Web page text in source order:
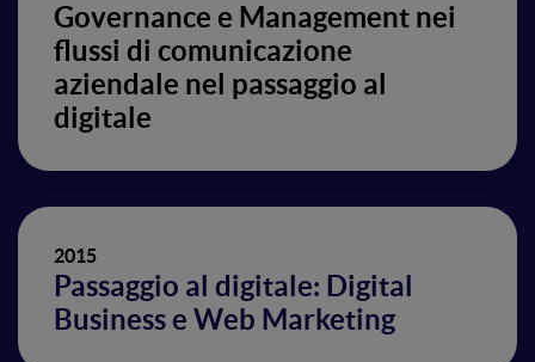
Governance e Management nei
flussi di comunicazione
aziendale nel passaggio al
digitale
2015
Passaggio al digitale: Digital
Business e Web Marketing